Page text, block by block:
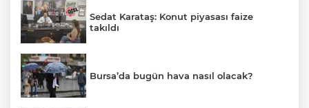
Sedat Karataş: Konut piyasası faize
takıldı
Bursa’da bugün hava nasıl olacak?